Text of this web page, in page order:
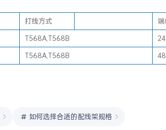
打线方式
T568A,T568B 24
T568A,T568B 48
如何选择合适的配线架规格